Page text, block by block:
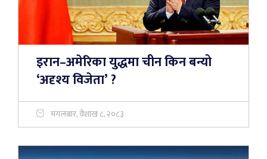
इरान–अमेरिका युद्धमा चीन किन बन्यो
‘अदृश्य विजेता’ ?
मंगलबार, वैशाख ८, २०८३